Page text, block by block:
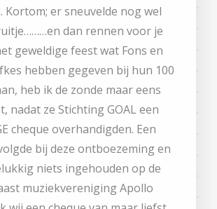
Kortom; er sneuvelde nog wel
dan rennen voor je
geweldige feest wat Fons en
hebben gegeven bij hun 100
heb ik de zonde maar eens
nadat ze Stichting GOAL een
cheque overhandigden. Een
bij deze ontboezeming en
niets ingehouden op de
muziekvereniging Apollo